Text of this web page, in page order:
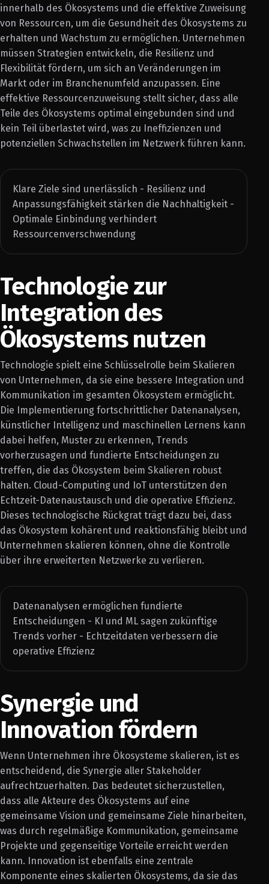
innerhalb des Ökosystems und die effektive Zuweisung
von Ressourcen, um die Gesundheit des Ökosystems zu
erhalten und Wachstum zu ermöglichen. Unternehmen
müssen Strategien entwickeln, die Resilienz und
Flexibilität fördern, um sich an Veränderungen im
Markt oder im Branchenumfeld anzupassen. Eine
effektive Ressourcenzuweisung stellt sicher, dass alle
Teile des Ökosystems optimal eingebunden sind und
kein Teil überlastet wird, was zu Ineffizienzen und
potenziellen Schwachstellen im Netzwerk führen kann.
Klare Ziele sind unerlässlich - Resilienz und
Anpassungsfähigkeit stärken die Nachhaltigkeit -
Optimale Einbindung verhindert
Ressourcenverschwendung
Technologie zur
Integration des
Ökosystems nutzen
Technologie spielt eine Schlüsselrolle beim Skalieren
von Unternehmen, da sie eine bessere Integration und
Kommunikation im gesamten Ökosystem ermöglicht.
Die Implementierung fortschrittlicher Datenanalysen,
künstlicher Intelligenz und maschinellen Lernens kann
dabei helfen, Muster zu erkennen, Trends
vorherzusagen und fundierte Entscheidungen zu
treffen, die das Ökosystem beim Skalieren robust
halten. Cloud-Computing und IoT unterstützen den
Echtzeit-Datenaustausch und die operative Effizienz.
Dieses technologische Rückgrat trägt dazu bei, dass
das Ökosystem kohärent und reaktionsfähig bleibt und
Unternehmen skalieren können, ohne die Kontrolle
über ihre erweiterten Netzwerke zu verlieren.
Datenanalysen ermöglichen fundierte
Entscheidungen - KI und ML sagen zukünftige
Trends vorher - Echtzeitdaten verbessern die
operative Effizienz
Synergie und
Innovation fördern
Wenn Unternehmen ihre Ökosysteme skalieren, ist es
entscheidend, die Synergie aller Stakeholder
aufrechtzuerhalten. Das bedeutet sicherzustellen,
dass alle Akteure des Ökosystems auf eine
gemeinsame Vision und gemeinsame Ziele hinarbeiten,
was durch regelmäßige Kommunikation, gemeinsame
Projekte und gegenseitige Vorteile erreicht werden
kann. Innovation ist ebenfalls eine zentrale
Komponente eines skalierten Ökosystems, da sie das